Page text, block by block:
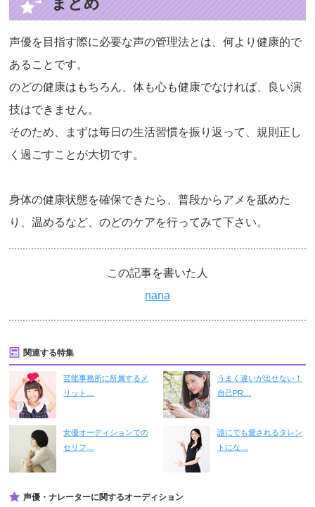
声優を目指す際に必要な声の管理法とは、何より健康的で
あることです。
のどの健康はもちろん、体も心も健康でなければ、良い演
技はできません。
そのため、まずは毎日の生活習慣を振り返って、規則正し
く過ごすことが大切です。
身体の健康状態を確保できたら、普段からアメを舐めた
り、温めるなど、のどのケアを行ってみて下さい。
この記事を書いた人
nana
関連する特集
芸能事務所に所属するメ
リット…
うまく違いが出せない！
自己PR…
女優オーディションでの
セリフ…
誰にでも愛されるタレン
トにな…
声優・ナレーターに関するオーディション